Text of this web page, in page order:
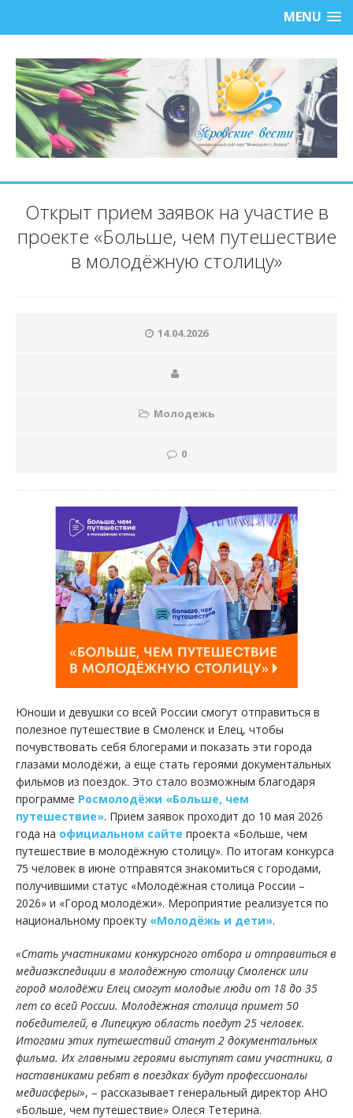
MENU
Открыт прием заявок на участие в
проекте «Больше, чем путешествие
в молодёжную столицу»
14.04.2026
Молодежь
0
Юноши и девушки со всей России смогут отправиться в
полезное путешествие в Смоленск и Елец, чтобы
почувствовать себя блогерами и показать эти города
глазами молодёжи, а еще стать героями документальных
фильмов из поездок. Это стало возможным благодаря
программе Росмолодёжи «Больше, чем
путешествие». Прием заявок проходит до 10 мая 2026
года на официальном сайте проекта «Больше, чем
путешествие в молодёжную столицу». По итогам конкурса
75 человек в июне отправятся знакомиться с городами,
получившими статус «Молодёжная столица России –
2026» и «Город молодёжи». Мероприятие реализуется по
национальному проекту «Молодёжь и дети».
«Стать участниками конкурсного отбора и отправиться в
медиаэкспедиции в молодёжную столицу Смоленск или
город молодёжи Елец смогут молодые люди от 18 до 35
лет со всей России. Молодёжная столица примет 50
победителей, в Липецкую область поедут 25 человек.
Итогами этих путешествий станут 2 документальных
фильма. Их главными героями выступят сами участники, а
наставниками ребят в поездках будут профессионалы
медиасферы», – рассказывает генеральный директор АНО
«Больше, чем путешествие» Олеся Тетерина.